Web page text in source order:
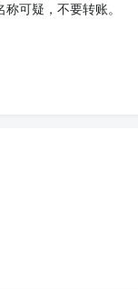
可疑，不要转账。